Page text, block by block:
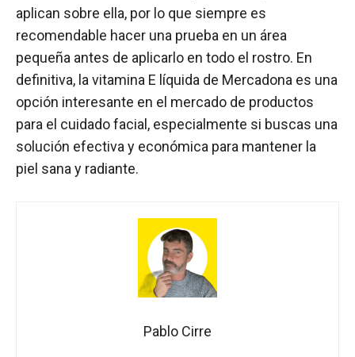
aplican sobre ella, por lo que siempre es
recomendable hacer una prueba en un área
pequeña antes de aplicarlo en todo el rostro. En
definitiva, la vitamina E líquida de Mercadona es una
opción interesante en el mercado de productos
para el cuidado facial, especialmente si buscas una
solución efectiva y económica para mantener la
piel sana y radiante.
Pablo Cirre